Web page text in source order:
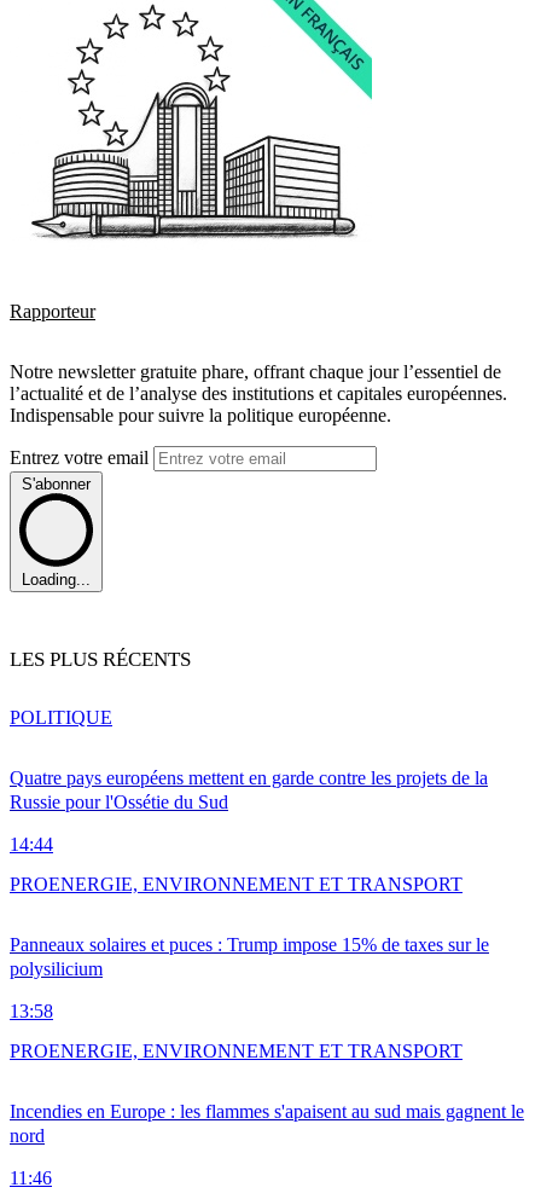
Rapporteur
Notre newsletter gratuite phare, offrant chaque jour l’essentiel de
l’actualité et de l’analyse des institutions et capitales européennes.
Indispensable pour suivre la politique européenne.
Entrez votre email
S'abonner
Loading...
LES PLUS RÉCENTS
Quatre pays européens mettent en garde contre les projets de la
Russie pour l'Ossétie du Sud
14:44
POLITIQUE
Panneaux solaires et puces : Trump impose 15% de taxes sur le
polysilicium
13:58
PROENERGIE, ENVIRONNEMENT ET TRANSPORT
Incendies en Europe : les flammes s'apaisent au sud mais gagnent le
nord
11:46
PROENERGIE, ENVIRONNEMENT ET TRANSPORT